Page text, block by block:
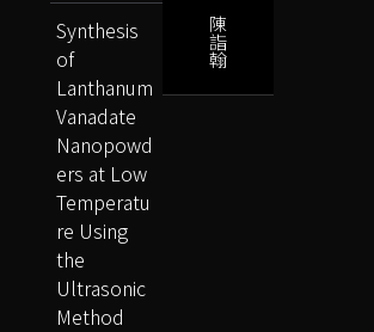
陳
詣
翰
Synthesis
of
Lanthanum
Vanadate
Nanopowd
ers at Low
Temperatu
re Using
the
Ultrasonic
Method